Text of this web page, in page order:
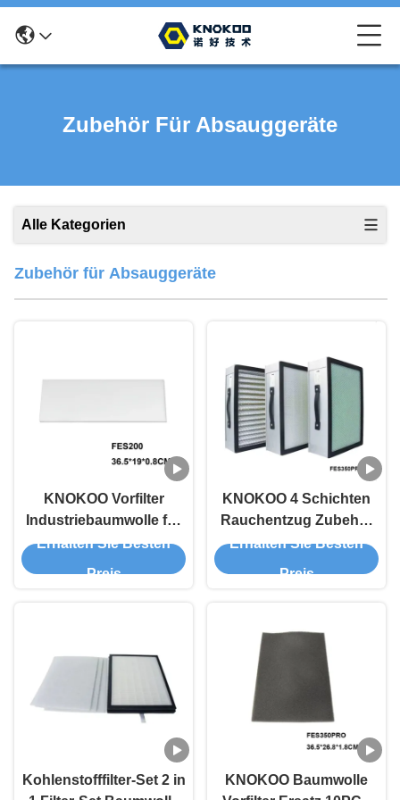
Zubehör Für Absauggeräte
Alle Kategorien
Zubehör für Absauggeräte
KNOKOO Vorfilter
Industriebaumwolle für
FES200 Schweißgerät
Erhalten Sie Besten
Preis
KNOKOO 4 Schichten
Rauchentzug Zubehör
15 KG Für FES350PRO
Erhalten Sie Besten
Preis
Kohlenstofffilter-Set 2 in
KNOKOO Baumwolle